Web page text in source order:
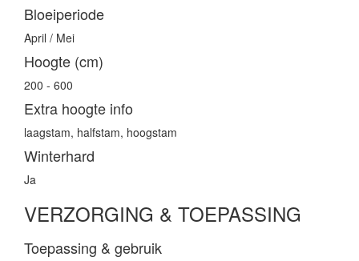
Bloeiperiode
April / Mei
Hoogte (cm)
200 - 600
Extra hoogte info
laagstam, halfstam, hoogstam
Winterhard
Ja
VERZORGING & TOEPASSING
Toepassing & gebruik